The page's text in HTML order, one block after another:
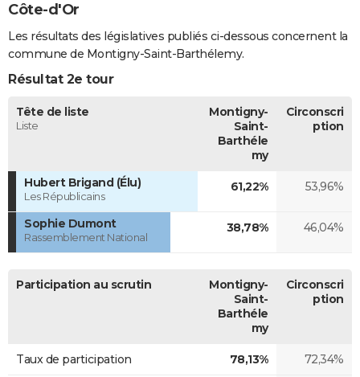
Côte-d'Or
Les résultats des législatives publiés ci-dessous concernent la
commune de Montigny-Saint-Barthélemy.
Résultat 2e tour
Tête de liste
Liste
Montigny-
Saint-
Barthéle
my
Circonscri
ption
Hubert Brigand (Élu)
Les Républicains
61,22% 53,96%
Sophie Dumont
Rassemblement National
38,78% 46,04%
Participation au scrutin
Montigny-
Saint-
Barthéle
my
Circonscri
ption
Taux de participation 78,13% 72,34%